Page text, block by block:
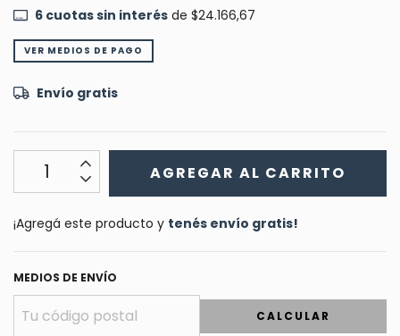
6cuotas sin interésde $24.166,67
VER MEDIOS DE PAGO
Envío gratis
¡Agregá este producto y tenés envío gratis!
MEDIOS DE ENVÍO
CALCULAR